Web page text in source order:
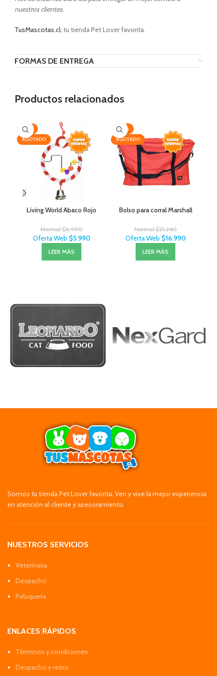
nuestros clientes.
TusMascotas.cl, tu tienda Pet Lover favorita.
FORMAS DE ENTREGA
Productos relacionados
-14%
AGOTADO
Living World Abaco Rojo
Normal$6.990
Oferta Web $5.990
LEER MÁS
-20%
AGOTADO
Bolso para corral Marshall
Normal$21.240
Oferta Web $16.990
LEER MÁS
Somos tu tienda Pet Lover favorita. Ven y vive la mejor experiencia
en atención al cliente y asesoramiento
NUESTROS SERVICIOS
Veterinaria
Despacho
Peluquería
ENLACES RÁPIDOS
Términos y condiciones
Despacho y retiro